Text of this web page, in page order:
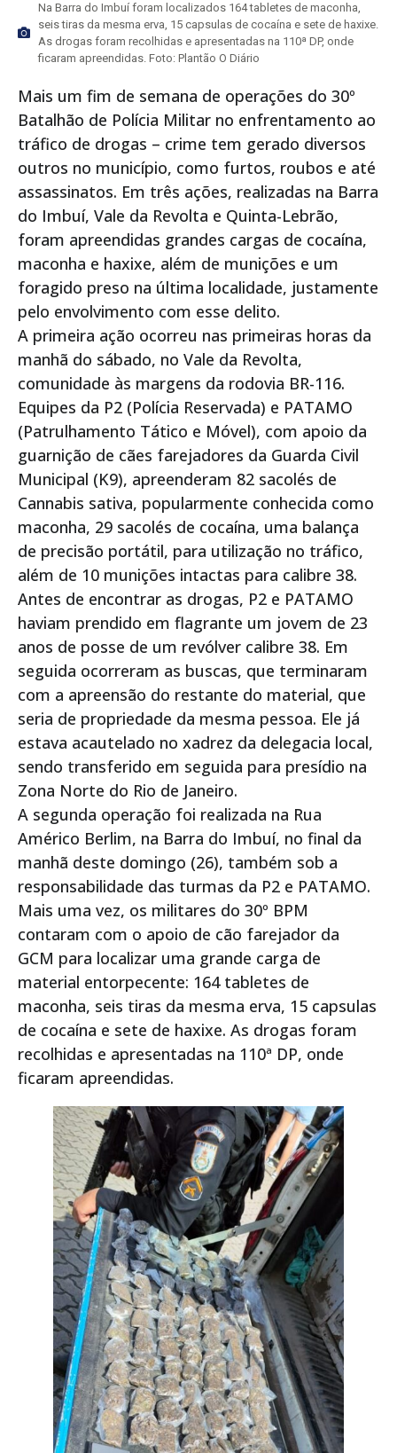
Na Barra do Imbuí foram localizados 164 tabletes de maconha,
seis tiras da mesma erva, 15 capsulas de cocaína e sete de haxixe.
As drogas foram recolhidas e apresentadas na 110ª DP, onde
ficaram apreendidas. Foto: Plantão O Diário
Mais um fim de semana de operações do 30º
Batalhão de Polícia Militar no enfrentamento ao
tráfico de drogas – crime tem gerado diversos
outros no município, como furtos, roubos e até
assassinatos. Em três ações, realizadas na Barra
do Imbuí, Vale da Revolta e Quinta-Lebrão,
foram apreendidas grandes cargas de cocaína,
maconha e haxixe, além de munições e um
foragido preso na última localidade, justamente
pelo envolvimento com esse delito.
A primeira ação ocorreu nas primeiras horas da
manhã do sábado, no Vale da Revolta,
comunidade às margens da rodovia BR-116.
Equipes da P2 (Polícia Reservada) e PATAMO
(Patrulhamento Tático e Móvel), com apoio da
guarnição de cães farejadores da Guarda Civil
Municipal (K9), apreenderam 82 sacolés de
Cannabis sativa, popularmente conhecida como
maconha, 29 sacolés de cocaína, uma balança
de precisão portátil, para utilização no tráfico,
além de 10 munições intactas para calibre 38.
Antes de encontrar as drogas, P2 e PATAMO
haviam prendido em flagrante um jovem de 23
anos de posse de um revólver calibre 38. Em
seguida ocorreram as buscas, que terminaram
com a apreensão do restante do material, que
seria de propriedade da mesma pessoa. Ele já
estava acautelado no xadrez da delegacia local,
sendo transferido em seguida para presídio na
Zona Norte do Rio de Janeiro.
A segunda operação foi realizada na Rua
Américo Berlim, na Barra do Imbuí, no final da
manhã deste domingo (26), também sob a
responsabilidade das turmas da P2 e PATAMO.
Mais uma vez, os militares do 30º BPM
contaram com o apoio de cão farejador da
GCM para localizar uma grande carga de
material entorpecente: 164 tabletes de
maconha, seis tiras da mesma erva, 15 capsulas
de cocaína e sete de haxixe. As drogas foram
recolhidas e apresentadas na 110ª DP, onde
ficaram apreendidas.